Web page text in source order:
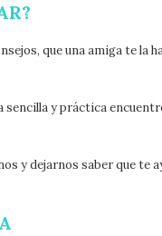
que una amiga te la
sencilla y práctica
y dejarnos saber que te